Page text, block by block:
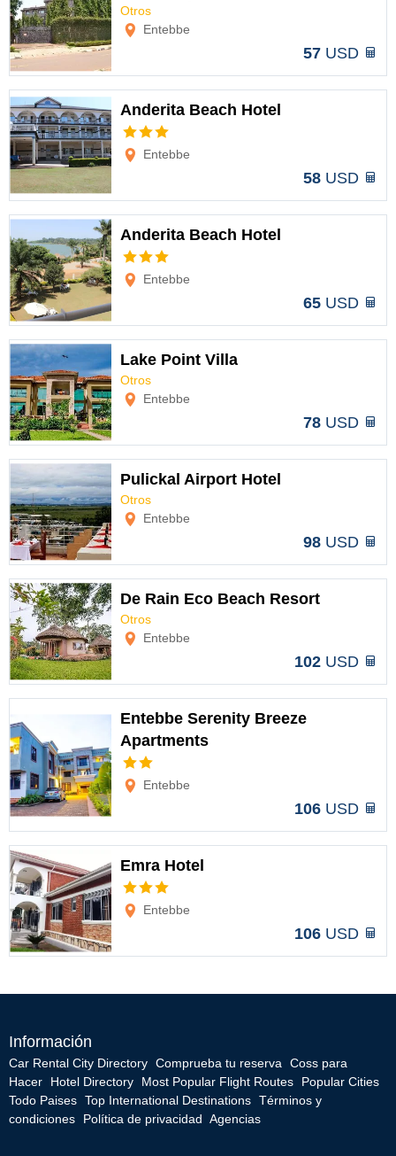
Otros
Entebbe
57 USD
Anderita Beach Hotel
Entebbe
58 USD
Anderita Beach Hotel
Entebbe
65 USD
Lake Point Villa
Otros
Entebbe
78 USD
Pulickal Airport Hotel
Otros
Entebbe
98 USD
De Rain Eco Beach Resort
Otros
Entebbe
102 USD
Entebbe Serenity Breeze
Apartments
Entebbe
106 USD
Emra Hotel
Entebbe
106 USD
Información
Car Rental City Directory Comprueba tu reserva
Coss para
Hacer
Hotel Directory Most Popular Flight Routes
Popular Cities
Todo Paises Top International Destinations Términos y
condiciones
Política de privacidad Agencias